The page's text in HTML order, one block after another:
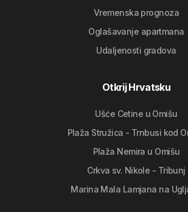
Vremenska prognoza
Oglašavanje apartmana
Udaljenosti gradova
Otkrij Hrvatsku
Ušće Cetine u Omišu
Plaža Stružica - Trnbusi kod
Plaža Nemira u Omišu
Crkva sv. Nikole - Tribunj
Marina Mala Lamjana na